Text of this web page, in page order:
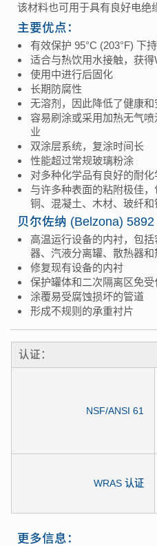
该材料也可用于具有良好电绝
主要优点：
有效保护 95°C (203°F) 下
适合与热饮用水接触，获
使用中进行后固化
长期防腐性
无溶剂，因此降低了健康和
容易刷涂或采用加热无气
业
双涂层系统，复涂时间长
性能超过常规玻璃粉涂
对多种化学品有良好的耐化
与许多种表面的粘附极佳，
铜、混凝土、木材、玻纤和
贝尔佐纳 (Belzona) 5892
高温运行设备的内衬，包
器、汽液分离罐、散热器和
修复现有设备的内衬
保护罐体和二次隔离区免
涂覆易受腐蚀损坏的管道
形成不规则的承重衬片
认证：
NSF/ANSI 61
WRAS 认证
更多信息：